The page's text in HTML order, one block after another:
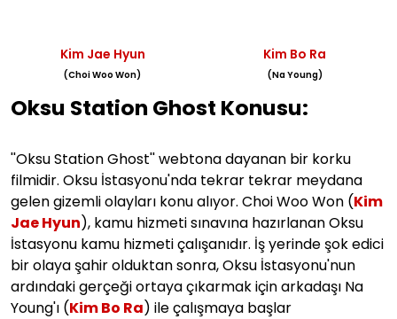
Kim Jae Hyun
(Choi Woo Won)
Kim Bo Ra
(Na Young)
Oksu Station Ghost Konusu:
''Oksu Station Ghost'' webtona dayanan bir korku
filmidir. Oksu İstasyonu'nda tekrar tekrar meydana
gelen gizemli olayları konu alıyor. Choi Woo Won (Kim
Jae Hyun), kamu hizmeti sınavına hazırlanan Oksu
İstasyonu kamu hizmeti çalışanıdır. İş yerinde şok edici
bir olaya şahir olduktan sonra, Oksu İstasyonu'nun
ardındaki gerçeği ortaya çıkarmak için arkadaşı Na
Young'ı (Kim Bo Ra) ile çalışmaya başlar